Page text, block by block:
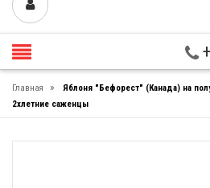
Главная »
Яблоня "Бефорест" (Канада) на
2хлетние саженцы